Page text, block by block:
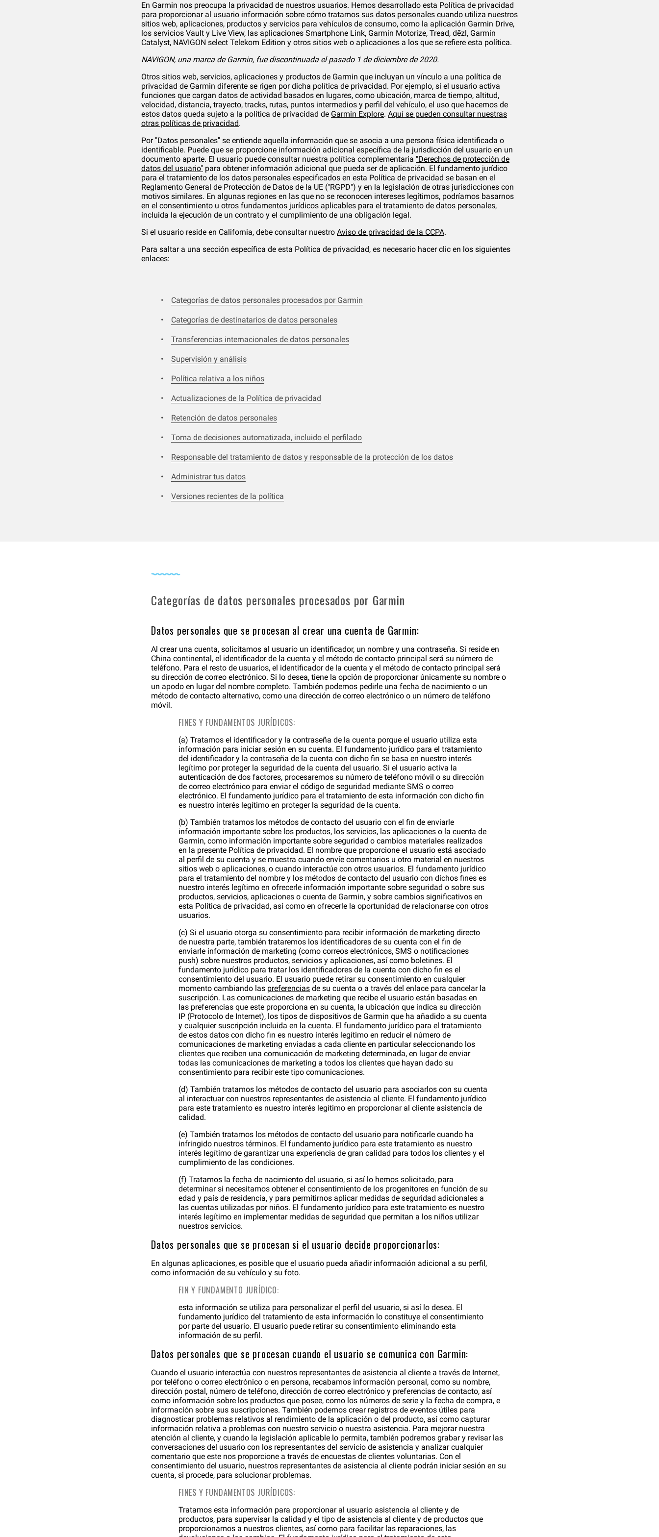
En Garmin nos preocupa la privacidad de nuestros usuarios. Hemos desarrollado esta Política de privacidad
para proporcionar al usuario información sobre cómo tratamos sus datos personales cuando utiliza nuestros
sitios web, aplicaciones, productos y servicios para vehículos de consumo, como la aplicación Garmin Drive,
los servicios Vault y Live View, las aplicaciones Smartphone Link, Garmin Motorize, Tread, dēzl, Garmin
Catalyst, NAVIGON select Telekom Edition y otros sitios web o aplicaciones a los que se refiere esta política.
NAVIGON, una marca de Garmin, fue discontinuada el pasado 1 de diciembre de 2020.
Otros sitios web, servicios, aplicaciones y productos de Garmin que incluyan un vínculo a una política de
privacidad de Garmin diferente se rigen por dicha política de privacidad. Por ejemplo, si el usuario activa
funciones que cargan datos de actividad basados en lugares, como ubicación, marca de tiempo, altitud,
velocidad, distancia, trayecto, tracks, rutas, puntos intermedios y perfil del vehículo, el uso que hacemos de
estos datos queda sujeto a la política de privacidad de Garmin Explore. Aquí se pueden consultar nuestras
otras políticas de privacidad.
Por "Datos personales" se entiende aquella información que se asocia a una persona física identificada o
identificable. Puede que se proporcione información adicional específica de la jurisdicción del usuario en un
documento aparte. El usuario puede consultar nuestra política complementaria "Derechos de protección de
datos del usuario" para obtener información adicional que pueda ser de aplicación. El fundamento jurídico
para el tratamiento de los datos personales especificados en esta Política de privacidad se basan en el
Reglamento General de Protección de Datos de la UE ("RGPD") y en la legislación de otras jurisdicciones con
motivos similares. En algunas regiones en las que no se reconocen intereses legítimos, podríamos basarnos
en el consentimiento u otros fundamentos jurídicos aplicables para el tratamiento de datos personales,
incluida la ejecución de un contrato y el cumplimiento de una obligación legal.
Si el usuario reside en California, debe consultar nuestro Aviso de privacidad de la CCPA.
Para saltar a una sección específica de esta Política de privacidad, es necesario hacer clic en los siguientes
enlaces:
Categorías de datos personales procesados por Garmin
Categorías de destinatarios de datos personales
Transferencias internacionales de datos personales
Supervisión y análisis
Política relativa a los niños
Actualizaciones de la Política de privacidad
Retención de datos personales
Toma de decisiones automatizada, incluido el perfilado
Responsable del tratamiento de datos y responsable de la protección de los datos
Administrar tus datos
Versiones recientes de la política
Categorías de datos personales procesados por Garmin
Datos personales que se procesan al crear una cuenta de Garmin:
Al crear una cuenta, solicitamos al usuario un identificador, un nombre y una contraseña. Si reside en
China continental, el identificador de la cuenta y el método de contacto principal será su número de
teléfono. Para el resto de usuarios, el identificador de la cuenta y el método de contacto principal será
su dirección de correo electrónico. Si lo desea, tiene la opción de proporcionar únicamente su nombre o
un apodo en lugar del nombre completo. También podemos pedirle una fecha de nacimiento o un
método de contacto alternativo, como una dirección de correo electrónico o un número de teléfono
móvil.
FINES Y FUNDAMENTOS JURÍDICOS:
(a) Tratamos el identificador y la contraseña de la cuenta porque el usuario utiliza esta
información para iniciar sesión en su cuenta. El fundamento jurídico para el tratamiento
del identificador y la contraseña de la cuenta con dicho fin se basa en nuestro interés
legítimo por proteger la seguridad de la cuenta del usuario. Si el usuario activa la
autenticación de dos factores, procesaremos su número de teléfono móvil o su dirección
de correo electrónico para enviar el código de seguridad mediante SMS o correo
electrónico. El fundamento jurídico para el tratamiento de esta información con dicho fin
es nuestro interés legítimo en proteger la seguridad de la cuenta.
(b) También tratamos los métodos de contacto del usuario con el fin de enviarle
información importante sobre los productos, los servicios, las aplicaciones o la cuenta de
Garmin, como información importante sobre seguridad o cambios materiales realizados
en la presente Política de privacidad. El nombre que proporcione el usuario está asociado
al perfil de su cuenta y se muestra cuando envíe comentarios u otro material en nuestros
sitios web o aplicaciones, o cuando interactúe con otros usuarios. El fundamento jurídico
para el tratamiento del nombre y los métodos de contacto del usuario con dichos fines es
nuestro interés legítimo en ofrecerle información importante sobre seguridad o sobre sus
productos, servicios, aplicaciones o cuenta de Garmin, y sobre cambios significativos en
esta Política de privacidad, así como en ofrecerle la oportunidad de relacionarse con otros
usuarios.
(c) Si el usuario otorga su consentimiento para recibir información de marketing directo
de nuestra parte, también trataremos los identificadores de su cuenta con el fin de
enviarle información de marketing (como correos electrónicos, SMS o notificaciones
push) sobre nuestros productos, servicios y aplicaciones, así como boletines. El
fundamento jurídico para tratar los identificadores de la cuenta con dicho fin es el
consentimiento del usuario. El usuario puede retirar su consentimiento en cualquier
momento cambiando las preferencias de su cuenta o a través del enlace para cancelar la
suscripción. Las comunicaciones de marketing que recibe el usuario están basadas en
las preferencias que este proporciona en su cuenta, la ubicación que indica su dirección
IP (Protocolo de Internet), los tipos de dispositivos de Garmin que ha añadido a su cuenta
y cualquier suscripción incluida en la cuenta. El fundamento jurídico para el tratamiento
de estos datos con dicho fin es nuestro interés legítimo en reducir el número de
comunicaciones de marketing enviadas a cada cliente en particular seleccionando los
clientes que reciben una comunicación de marketing determinada, en lugar de enviar
todas las comunicaciones de marketing a todos los clientes que hayan dado su
consentimiento para recibir este tipo comunicaciones.
(d) También tratamos los métodos de contacto del usuario para asociarlos con su cuenta
al interactuar con nuestros representantes de asistencia al cliente. El fundamento jurídico
para este tratamiento es nuestro interés legítimo en proporcionar al cliente asistencia de
calidad.
(e) También tratamos los métodos de contacto del usuario para notificarle cuando ha
infringido nuestros términos. El fundamento jurídico para este tratamiento es nuestro
interés legítimo de garantizar una experiencia de gran calidad para todos los clientes y el
cumplimiento de las condiciones.
(f) Tratamos la fecha de nacimiento del usuario, si así lo hemos solicitado, para
determinar si necesitamos obtener el consentimiento de los progenitores en función de su
edad y país de residencia, y para permitirnos aplicar medidas de seguridad adicionales a
las cuentas utilizadas por niños. El fundamento jurídico para este tratamiento es nuestro
interés legítimo en implementar medidas de seguridad que permitan a los niños utilizar
nuestros servicios.
Datos personales que se procesan si el usuario decide proporcionarlos:
En algunas aplicaciones, es posible que el usuario pueda añadir información adicional a su perfil,
como información de su vehículo y su foto.
FIN Y FUNDAMENTO JURÍDICO:
esta información se utiliza para personalizar el perfil del usuario, si así lo desea. El
fundamento jurídico del tratamiento de esta información lo constituye el consentimiento
por parte del usuario. El usuario puede retirar su consentimiento eliminando esta
información de su perfil.
Datos personales que se procesan cuando el usuario se comunica con Garmin:
Cuando el usuario interactúa con nuestros representantes de asistencia al cliente a través de Internet,
por teléfono o correo electrónico o en persona, recabamos información personal, como su nombre,
dirección postal, número de teléfono, dirección de correo electrónico y preferencias de contacto, así
como información sobre los productos que posee, como los números de serie y la fecha de compra, e
información sobre sus suscripciones. También podemos crear registros de eventos útiles para
diagnosticar problemas relativos al rendimiento de la aplicación o del producto, así como capturar
información relativa a problemas con nuestro servicio o nuestra asistencia. Para mejorar nuestra
atención al cliente, y cuando la legislación aplicable lo permita, también podremos grabar y revisar las
conversaciones del usuario con los representantes del servicio de asistencia y analizar cualquier
comentario que este nos proporcione a través de encuestas de clientes voluntarias. Con el
consentimiento del usuario, nuestros representantes de asistencia al cliente podrán iniciar sesión en su
cuenta, si procede, para solucionar problemas.
FINES Y FUNDAMENTOS JURÍDICOS:
Tratamos esta información para proporcionar al usuario asistencia al cliente y de
productos, para supervisar la calidad y el tipo de asistencia al cliente y de productos que
proporcionamos a nuestros clientes, así como para facilitar las reparaciones, las